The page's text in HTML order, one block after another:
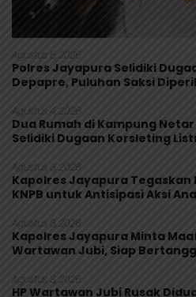
Agustus 5, 2026
Polres Jayapura Selidiki
Depapre, Puluhan Saksi
Agustus 4, 2026
Dua Rumah di Kampung
Selidiki Dugaan Korsleting
Agustus 3, 2026
Kapolres Jayapura Tegaskan
KNPB untuk Antisipasi Aksi
Agustus 3, 2026
Kapolres Jayapura Minta
Wartawan Jubi, Siap
Agustus 3, 2026
HP Wartawan Jubi Rusak